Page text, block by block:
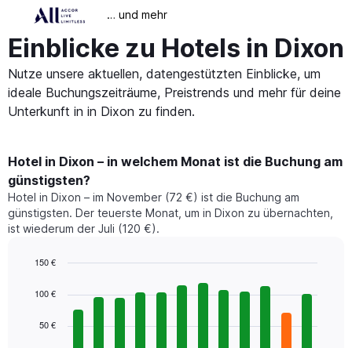
… und mehr
Einblicke zu Hotels in Dixon
Nutze unsere aktuellen, datengestützten Einblicke, um
ideale Buchungszeiträume, Preistrends und mehr für deine
Unterkunft in in Dixon zu finden.
Hotel in Dixon – in welchem Monat ist die Buchung am
günstigsten?
Hotel in Dixon – im November (72 €) ist die Buchung am
günstigsten. Der teuerste Monat, um in Dixon zu übernachten,
ist wiederum der Juli (120 €).
chart
bars.
graphic.
50 €
100 €
150 €